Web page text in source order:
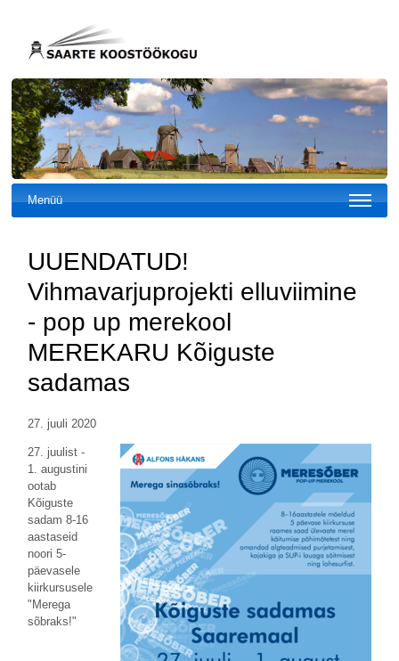
Menüü
UUENDATUD!
Vihmavarjuprojekti elluviimine
- pop up merekool
MEREKARU Kõiguste
sadamas
27. juuli 2020
27. juulist -
1. augustini
ootab
Kõiguste
sadam 8-16
aastaseid
noori 5-
päevasele
kiirkursusele
"Merega
sõbraks!"